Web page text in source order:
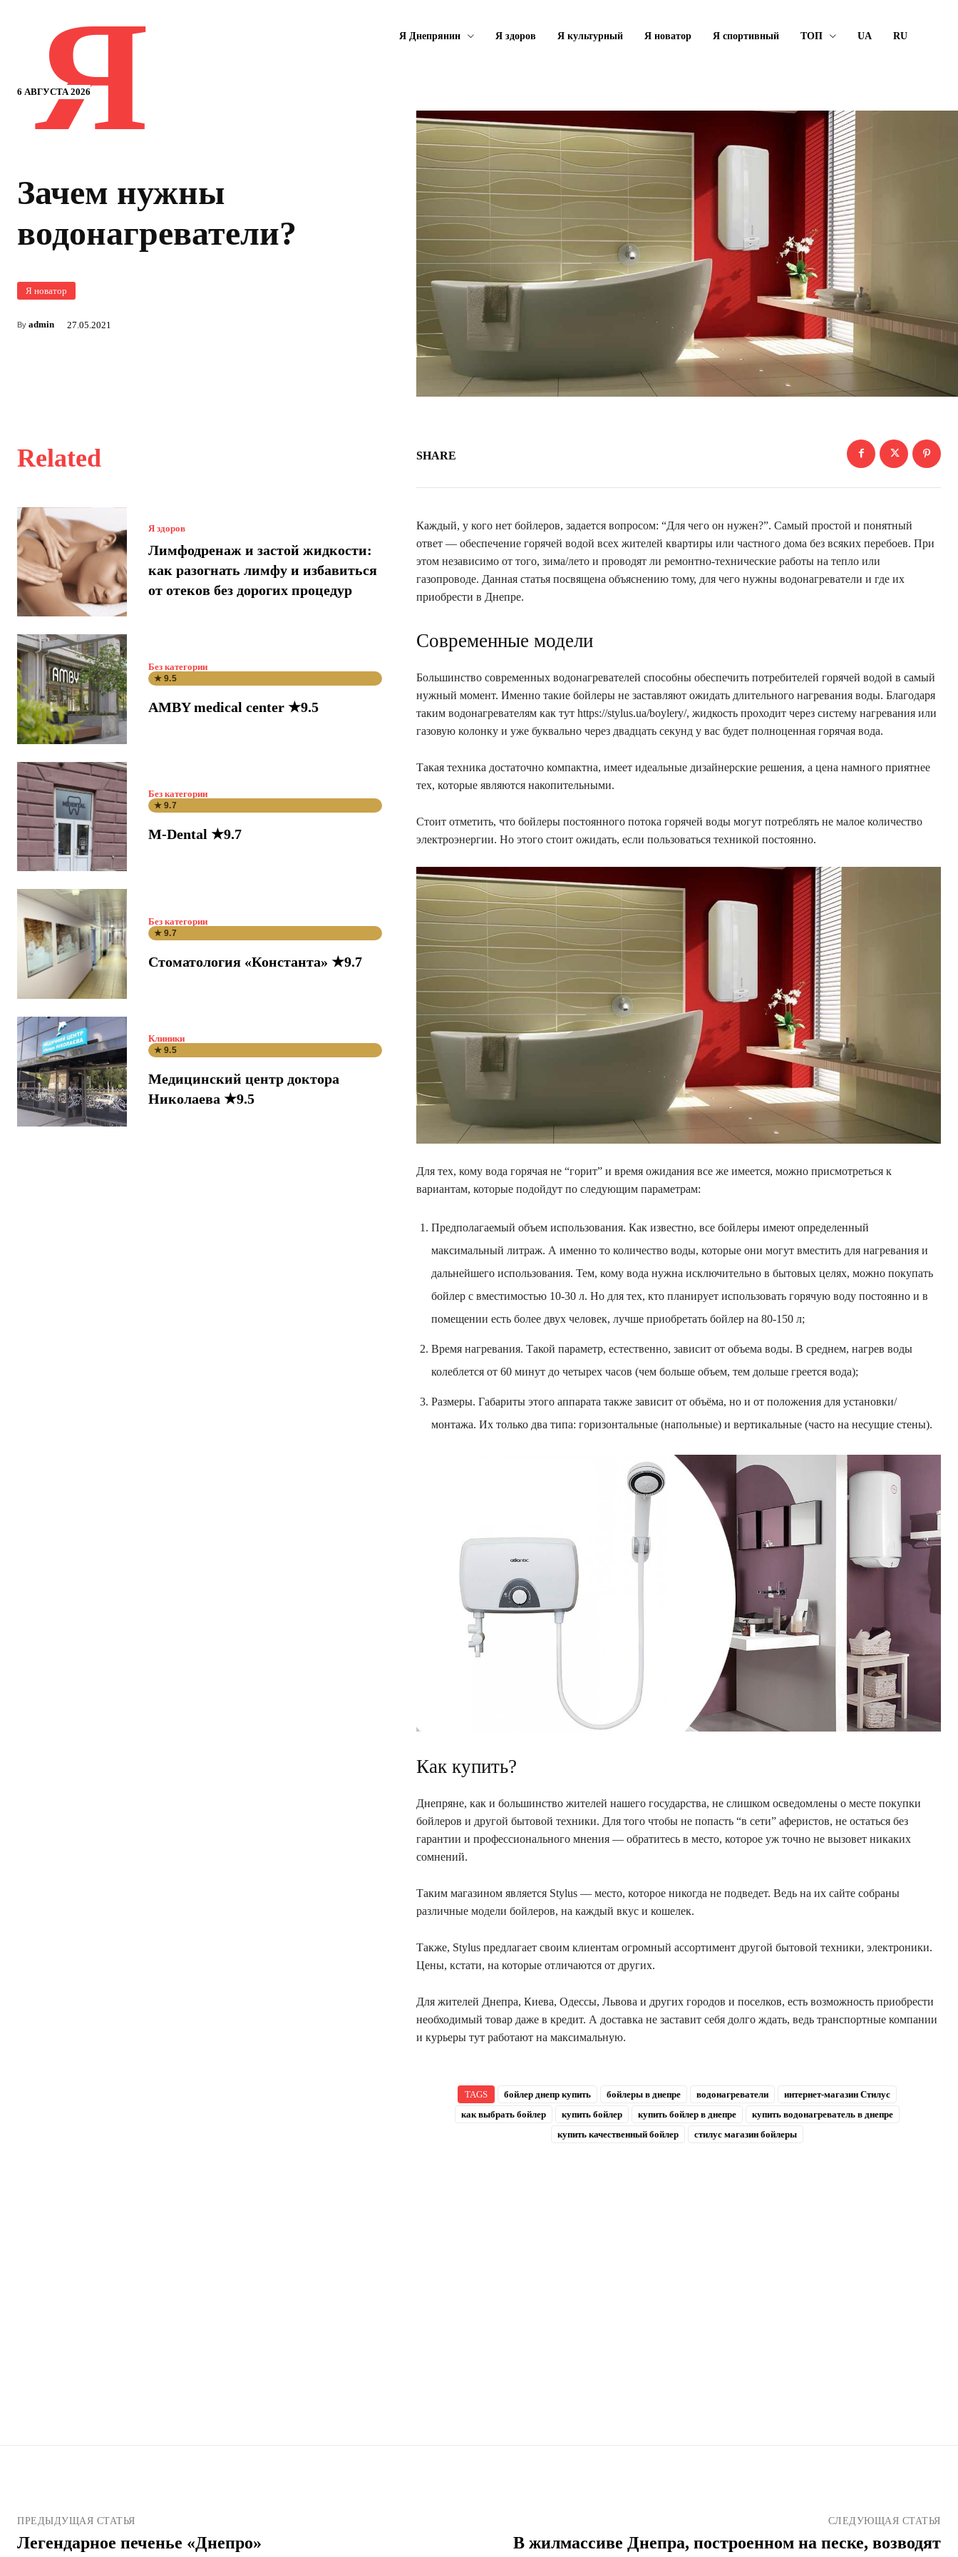
6 АВГУСТА 2026
Я Я Днепрянин Я здоров Я культурный Я новатор Я спортивный ТОП UA RU
Зачем нужны
водонагреватели?
Я новатор
By admin 27.05.2021
Related
Я здоров
Лимфодренаж и застой жидкости:
как разогнать лимфу и избавиться
от отеков без дорогих процедур
Без категории
★ 9.5
AMBY medical center ★9.5
Без категории
★ 9.7
M-Dental ★9.7
Без категории
★ 9.7
Стоматология «Константа» ★9.7
Клиники
★ 9.5
Медицинский центр доктора
Николаева ★9.5
SHARE
Каждый, у кого нет бойлеров, задается вопросом: “Для чего он нужен?”. Самый простой и понятный
ответ — обеспечение горячей водой всех жителей квартиры или частного дома без всяких перебоев. При
этом независимо от того, зима/лето и проводят ли ремонтно-технические работы на тепло или
газопроводе. Данная статья посвящена объяснению тому, для чего нужны водонагреватели и где их
приобрести в Днепре.
Современные модели
Большинство современных водонагревателей способны обеспечить потребителей горячей водой в самый
нужный момент. Именно такие бойлеры не заставляют ожидать длительного нагревания воды. Благодаря
таким водонагревателям как тут https://stylus.ua/boylery/, жидкость проходит через систему нагревания или
газовую колонку и уже буквально через двадцать секунд у вас будет полноценная горячая вода.
Такая техника достаточно компактна, имеет идеальные дизайнерские решения, а цена намного приятнее
тех, которые являются накопительными.
Стоит отметить, что бойлеры постоянного потока горячей воды могут потреблять не малое количество
электроэнергии. Но этого стоит ожидать, если пользоваться техникой постоянно.
Для тех, кому вода горячая не “горит” и время ожидания все же имеется, можно присмотреться к
вариантам, которые подойдут по следующим параметрам:
Предполагаемый объем использования. Как известно, все бойлеры имеют определенный
максимальный литраж. А именно то количество воды, которые они могут вместить для нагревания и
дальнейшего использования. Тем, кому вода нужна исключительно в бытовых целях, можно покупать
бойлер с вместимостью 10-30 л. Но для тех, кто планирует использовать горячую воду постоянно и в
помещении есть более двух человек, лучше приобретать бойлер на 80-150 л;
Время нагревания. Такой параметр, естественно, зависит от объема воды. В среднем, нагрев воды
колеблется от 60 минут до четырех часов (чем больше объем, тем дольше греется вода);
Размеры. Габариты этого аппарата также зависит от объёма, но и от положения для установки/
монтажа. Их только два типа: горизонтальные (напольные) и вертикальные (часто на несущие стены).
Как купить?
Днепряне, как и большинство жителей нашего государства, не слишком осведомлены о месте покупки
бойлеров и другой бытовой техники. Для того чтобы не попасть “в сети” аферистов, не остаться без
гарантии и профессионального мнения — обратитесь в место, которое уж точно не вызовет никаких
сомнений.
Таким магазином является Stylus — место, которое никогда не подведет. Ведь на их сайте собраны
различные модели бойлеров, на каждый вкус и кошелек.
Также, Stylus предлагает своим клиентам огромный ассортимент другой бытовой техники, электроники.
Цены, кстати, на которые отличаются от других.
Для жителей Днепра, Киева, Одессы, Львова и других городов и поселков, есть возможность приобрести
необходимый товар даже в кредит. А доставка не заставит себя долго ждать, ведь транспортные компании
и курьеры тут работают на максимальную.
TAGS бойлер днепр купить бойлеры в днепре водонагреватели
интернет-магазин Стилус
как выбрать бойлер
купить бойлер купить бойлер в днепре
купить водонагреватель в днепре
купить качественный бойлер
стилус магазин бойлеры
ПРЕДЫДУЩАЯ СТАТЬЯ
Легендарное печенье «Днепро»
СЛЕДУЮЩАЯ СТАТЬЯ
В жилмассиве Днепра, построенном на песке, возводят